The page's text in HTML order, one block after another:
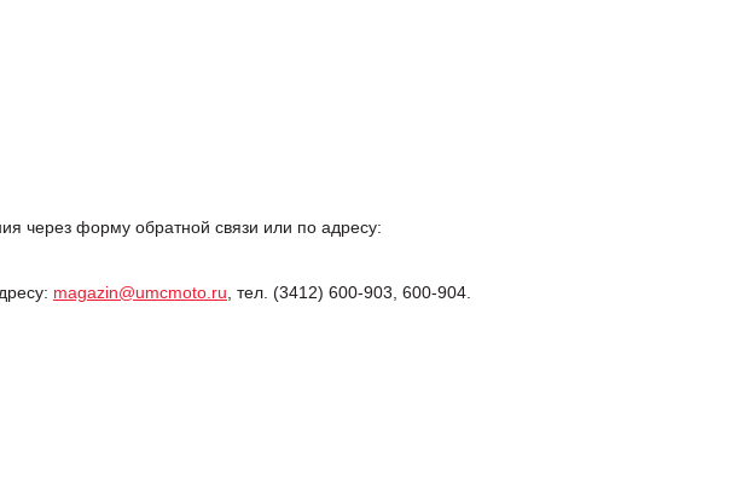
через форму обратной связи или по адресу:
magazin@umcmoto.ru , тел. (3412) 600-903, 600-904.